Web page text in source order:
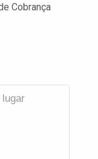
Cobrança